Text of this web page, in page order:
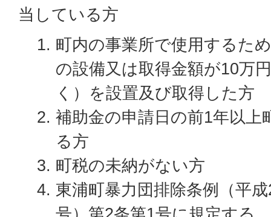
当している方
町内の事業所で使用するた
の設備又は取得金額が10万
く）を設置及び取得した方
補助金の申請日の前1年以上
る方
町税の未納がない方
東浦町暴力団排除条例（平